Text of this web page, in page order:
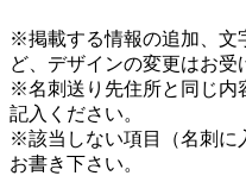
※掲載する情報の追加、文
ど、デザインの変更はお受
※名刺送り先住所と同じ内
記入ください。
※該当しない項目（名刺に
お書き下さい。